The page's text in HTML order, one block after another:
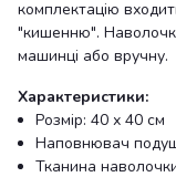
комплектацію
"кишенню".
машинці або вручну.
Характеристики:
Розмір: 40 х 40 см
Наповнювач
Тканина